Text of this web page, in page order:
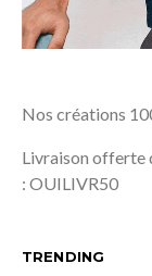
Nos créations
Livraison offerte
: OUILIVR50
TRENDING